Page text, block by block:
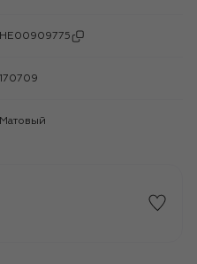
HE00909775
170709
Матовый